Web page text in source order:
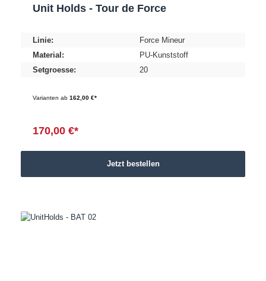
Unit Holds - Tour de Force
Linie:
Force Mineur
Material:
PU-Kunststoff
Setgroesse:
20
Varianten ab162,00 €*
170,00 €*
Jetzt bestellen